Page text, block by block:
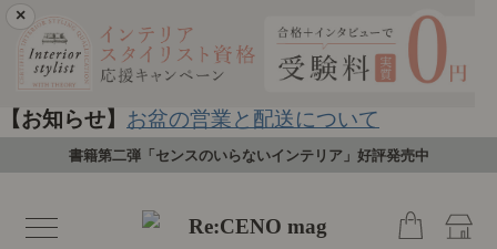
×
【お知らせ】 お盆の営業と配送について
書籍第二弾「センスのいらないインテリア」好評発売中
toggle
navigation